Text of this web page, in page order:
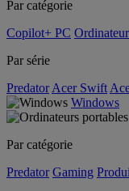
Par catégorie
Copilot+ PC
Par série
Predator Acer Swift
Windows
Par catégorie
Predator Gaming